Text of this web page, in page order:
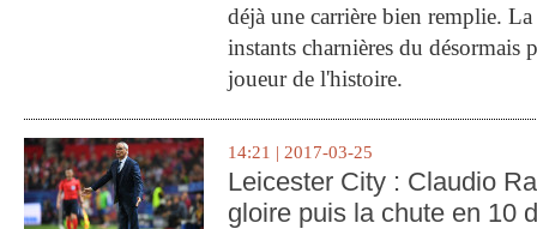
déjà une carrière bien remplie.
instants charnières du désormais
joueur de l'histoire.
14:21 | 2017-03-25
Leicester City : Claudio
gloire puis la chute en 10